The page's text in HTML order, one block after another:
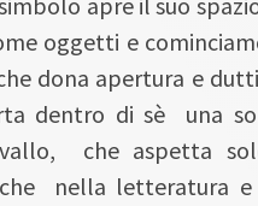
oggetti e
dona apertura e
dentro di sè una
che aspetta
nella letteratura e